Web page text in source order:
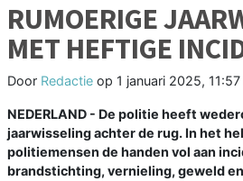
RUMOERIGE
MET HEFTIGE
Door Redactie op 1 januari 2025,
NEDERLAND - De politie heeft
jaarwisseling achter de rug. In het
politiemensen de handen vol aan
brandstichting, vernieling, geweld